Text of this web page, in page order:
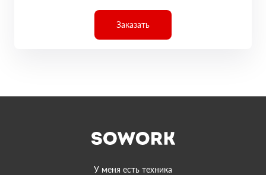
Заказать
У меня есть техника